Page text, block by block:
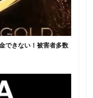
できない！被害者多数